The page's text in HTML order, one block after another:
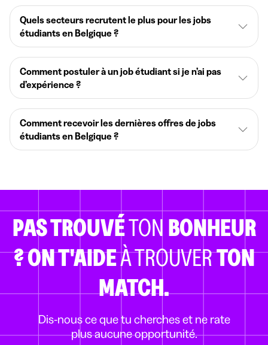
Quels secteurs recrutent le plus pour les jobs
étudiants en Belgique ?
Comment postuler à un job étudiant si je n’ai pas
d’expérience ?
Comment recevoir les dernières offres de jobs
étudiants en Belgique ?
PAS TROUVÉTON BONHEUR
?ON T'AIDEÀ TROUVERTON
MATCH.
Dis-nous ce que tu cherches et ne rate
plus aucune opportunité.